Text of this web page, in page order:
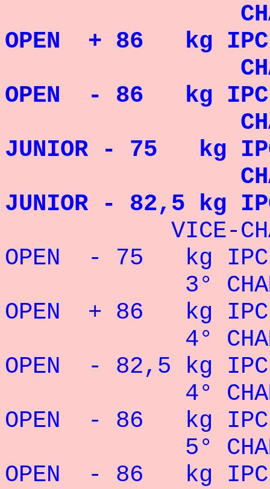
OPEN + 86 kg
OPEN - 86 kg
JUNIOR - 75 kg
JUNIOR - 82,5 kg
VICE-
OPEN - 75 kg
3°
OPEN + 86 kg
4°
OPEN - 82,5 kg
4°
OPEN - 86 kg
5°
OPEN - 86 kg